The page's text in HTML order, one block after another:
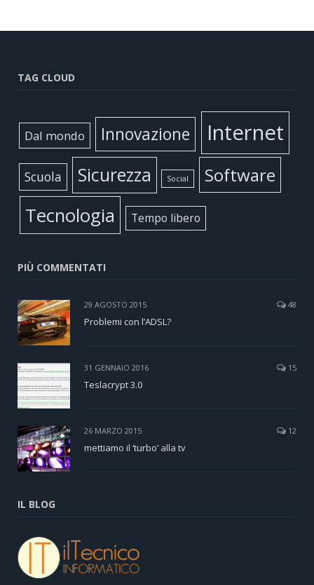
TAG CLOUD
Dal mondo Innovazione Internet
Scuola Sicurezza Social Software
Tecnologia Tempo libero
PIÙ COMMENTATI
29 AGOSTO 2015 48
Problemi con l’ADSL?
31 GENNAIO 2016 15
Teslacrypt 3.0
26 MARZO 2015 12
mettiamo il ‘turbo’ alla tv
IL BLOG